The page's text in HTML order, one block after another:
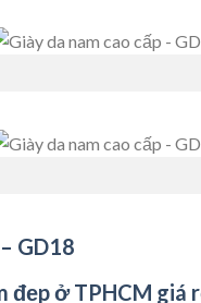
GD18
đẹp ở TPHCM giá